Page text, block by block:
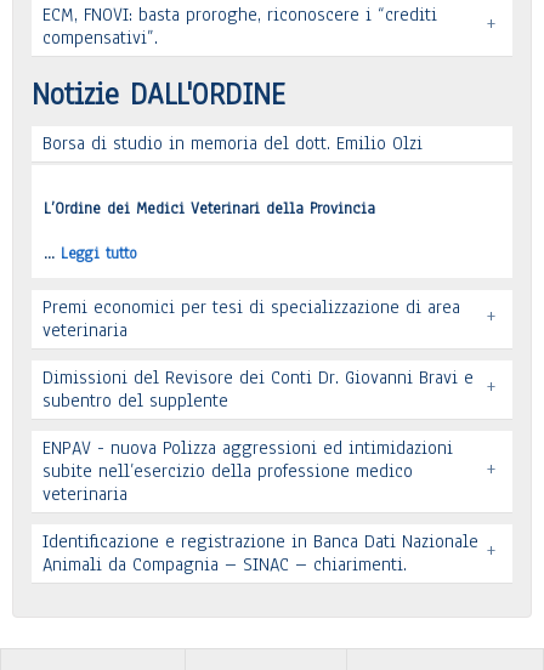
Leggi tutto
Premio “Il peso delle cose” - Candidature
… Leggi tutto
ECM, FNOVI: basta proroghe, riconoscere i “crediti
compensativi”.
+
Leggi tutto
Notizie DALL'ORDINE
Borsa di studio in memoria del dott. Emilio Olzi
L’Ordine dei Medici Veterinari della Provincia
… Leggi tutto
Premi economici per tesi di specializzazione di area
veterinaria
+
Leggi tutto
Dimissioni del Revisore dei Conti Dr. Giovanni Bravi e
subentro del supplente
+
Leggi tutto
ENPAV - nuova Polizza aggressioni ed intimidazioni
subite nell’esercizio della professione medico
veterinaria
+
In allegato si pubblica lettera pervenuta
Identificazione e registrazione in Banca Dati Nazionale
Animali da Compagnia – SINAC – chiarimenti.
+